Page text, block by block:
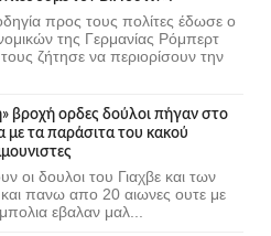
προς τους πολίτες έδωσε ο
της Γερμανίας Ρόμπερτ
ζήτησε να περιορίσουν την
βροχή ορδες δούλοι πήγαν στο
με τα παράσιτα του κακού
οι δουλοι του Γιαχβε και των
πανω απο 20 αιωνες ουτε με
εβαλαν μαλ...